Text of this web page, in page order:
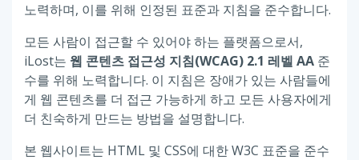
노력하며, 이를 위해 인정된 표준과 지침을 준수합니다.
모든 사람이 접근할 수 있어야 하는 플랫폼으로서,
iLost는 웹 콘텐츠 접근성 지침(WCAG) 2.1 레벨 AA 준
수를 위해 노력합니다. 이 지침은 장애가 있는 사람들에
게 웹 콘텐츠를 더 접근 가능하게 하고 모든 사용자에게
더 친숙하게 만드는 방법을 설명합니다.
본 웹사이트는 HTML 및 CSS에 대한 W3C 표준을 준수